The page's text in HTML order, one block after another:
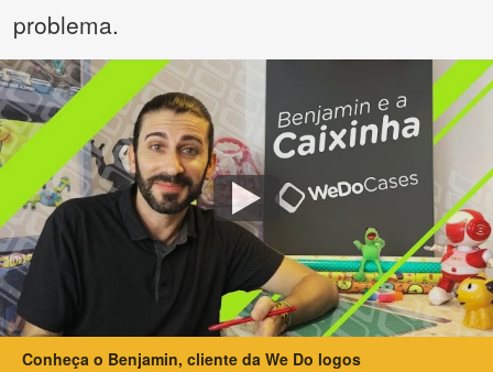
problema.
Conheça o Benjamin, cliente da We Do logos